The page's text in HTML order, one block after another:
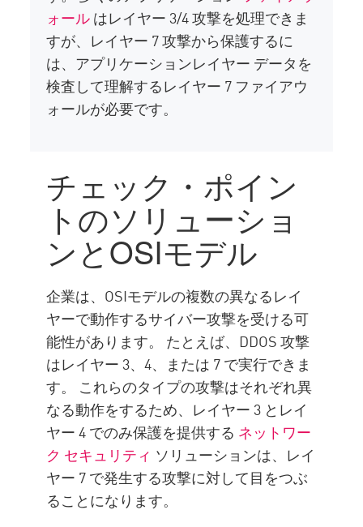
ォールはレイヤー 3/4 攻撃を処理できま
すが、レイヤー 7 攻撃から保護するに
は、アプリケーションレイヤー データを
検査して理解するレイヤー 7 ファイアウ
ォールが必要です。
チェック・ポイン
トのソリューショ
ンとOSIモデル
企業は、OSIモデルの複数の異なるレイ
ヤーで動作するサイバー攻撃を受ける可
能性があります。 たとえば、DDOS 攻撃
はレイヤー 3、4、または 7 で実行できま
す。 これらのタイプの攻撃はそれぞれ異
なる動作をするため、レイヤー 3 とレイ
ヤー 4 でのみ保護を提供する ネットワー
ク セキュリティ ソリューションは、レイ
ヤー 7 で発生する攻撃に対して目をつぶ
ることになります。